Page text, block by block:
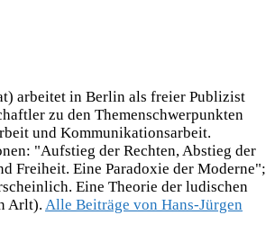
arbeitet in Berlin als freier Publizist
zu den Themenschwerpunkten
und Kommunikationsarbeit.
"Aufstieg der Rechten, Abstieg der
Freiheit. Eine Paradoxie der Moderne";
Eine Theorie der ludischen
Arlt). Alle Beiträge von Hans-Jürgen